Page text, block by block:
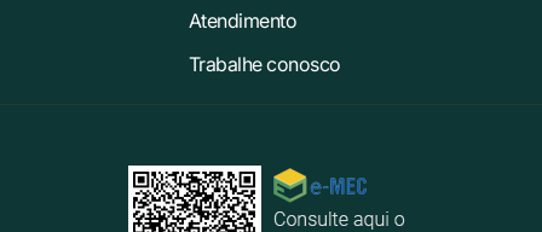
Atendimento
Trabalhe conosco